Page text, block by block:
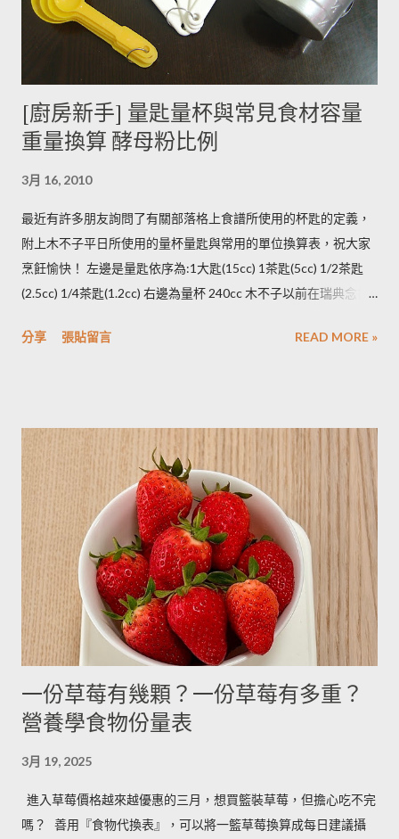
薯應該如何正確儲藏？ 1. 放在陰暗角落避免受光線照射持續增加
生物鹼。 2. 別放進冰箱冷藏，低溫冷藏儲存過的馬鈴薯，切開後
烹煮變黑的情形較常溫儲存的馬鈴薯嚴重。 2014/12/12修正，
木不子誤解《食物與廚藝 蔬果、香料、穀物》 P82~85的文字
意義，請大家掠過這段說法。自己的經驗是冰過的馬鈴薯煮完比
較容易發黑，但是目前還找不到相關的原因。歡迎大家提供。 3.
淨蒸熟，接著再依據料理需求切塊或壓泥分裝，送入冷凍庫冷
凍。必須注意的是，在馬鈴薯冷凍的過程，水分會與澱粉脫離，
所以解凍馬鈴薯塊時馬鈴薯會出水，不同的馬鈴薯品種，出水程
度不同，可依料理需求選擇；冷凍庫的幸福生活提案一書提到：
將馬鈴薯壓成泥，可以改善馬鈴薯解凍後水水軟軟的狀態。木不
被附近的馬鈴薯泥吸收。 2014/12/12補充from Patty： 1.新鮮現
落擺放三個月。...
[廚房新手] 量匙量杯與常見食材容量
重量換算 酵母粉比例
3月 16, 2010
最近有許多朋友詢問了有關部落格上食譜所使用的杯匙的定義，
附上木不子平日所使用的量杯量匙與常用的單位換算表，祝大家
烹飪愉快！ 左邊是量匙依序為:1大匙(15cc) 1茶匙(5cc) 1/2茶匙
(2.5cc) 1/4茶匙(1.2cc) 右邊為量杯 240cc 木不子以前在瑞典念書
用材料容量重量換算表 名稱 1 小匙 (1t) 1 大匙(1T) 1 杯(1cup)
3.9g --------- --------- 可可粉 2g 6g 80g 乾酵母 3.3g 10g --------- 吉
利丁粉 3.3g 10g 細鹽 4.3g 13g ---------- 細砂糖 4g 13g 170g 粗砂
糖 4g 13g 170g 糖粉 2g 6g 100g 蜂蜜 7g 22g 290g 沙拉油 4g
14g 190g 鮮奶油 5g 15g 200g 奶油 4.5g 14g 205g 酥油 4g 13g
180g 牛奶 6g 17g 210g 煉乳 6g 17.5g 240g 優格 5g 15g 210g 清
水 5g 15g 200g 可可粉 2g 6g 80g 即溶咖啡 2g 6g 70g 葡萄乾 ----
- ------- 170g 引用自 Mami的魔法廚房 ...
分享 張貼留言 READ MORE »
一份草莓有幾顆？一份草莓有多重？
營養學食物份量表
3月 19, 2025
進入草莓價格越來越優惠的三月，想買籃裝草莓，但擔心吃不完
嗎？ ​ 善用『食物代換表』，可以將一籃草莓換算成每日建議攝